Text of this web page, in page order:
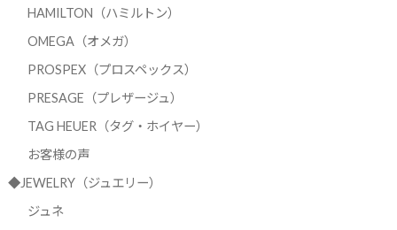
HAMILTON（ハミルトン）
OMEGA（オメガ）
PROSPEX（プロスペックス）
PRESAGE（プレザージュ）
TAG HEUER（タグ・ホイヤー）
お客様の声
◆JEWELRY（ジュエリー）
ジュネ